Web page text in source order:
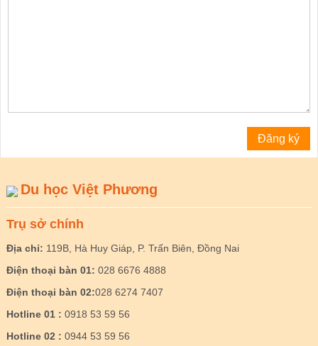
Du học Việt Phương
Trụ sở chính
Địa chỉ: 119B, Hà Huy Giáp, P. Trấn Biên, Đồng Nai
Điện thoại bàn 01: 028 6676 4888
Điện thoại bàn 02:028 6274 7407
Hotline 01 : 0918 53 59 56
Hotline 02 : 0944 53 59 56